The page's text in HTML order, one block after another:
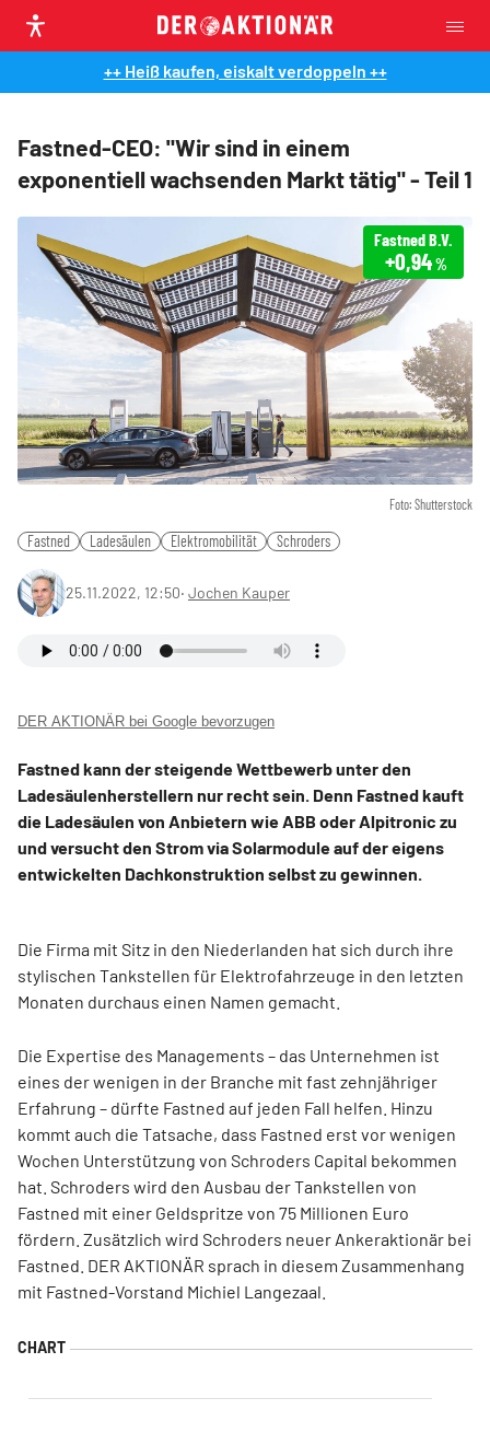
++ Heiß kaufen, eiskalt verdoppeln ++
Fastned-CEO: "Wir sind in einem
exponentiell wachsenden Markt tätig" - Teil 1
Foto: Shutterstock
Fastned B.V.
+0,94 %
Fastned Ladesäulen Elektromobilität Schroders
25.11.2022, 12:50‧ Jochen Kauper
DER AKTIONÄR bei Google bevorzugen
Fastned kann der steigende Wettbewerb unter den
Ladesäulenherstellern nur recht sein. Denn Fastned kauft
die Ladesäulen von Anbietern wie ABB oder Alpitronic zu
und versucht den Strom via Solarmodule auf der eigens
entwickelten Dachkonstruktion selbst zu gewinnen.
Die Firma mit Sitz in den Niederlanden hat sich durch ihre
stylischen Tankstellen für Elektrofahrzeuge in den letzten
Monaten durchaus einen Namen gemacht.
Die Expertise des Managements – das Unternehmen ist
eines der wenigen in der Branche mit fast zehnjähriger
Erfahrung – dürfte Fastned auf jeden Fall helfen. Hinzu
kommt auch die Tatsache, dass Fastned erst vor wenigen
Wochen Unterstützung von Schroders Capital bekommen
hat. Schroders wird den Ausbau der Tankstellen von
Fastned mit einer Geldspritze von 75 Millionen Euro
fördern. Zusätzlich wird Schroders neuer Ankeraktionär bei
Fastned. DER AKTIONÄR sprach in diesem Zusammenhang
mit Fastned-Vorstand Michiel Langezaal.